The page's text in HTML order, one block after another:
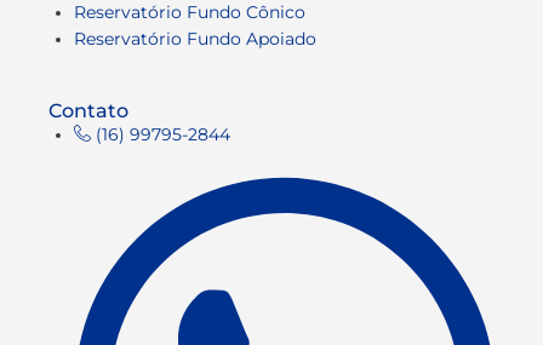
Reservatório Fundo Cônico
Reservatório Fundo Apoiado
Contato
(16) 99795-2844